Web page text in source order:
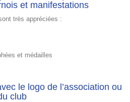
et manifestations
très appréciées :
et médailles
le logo de l’association ou
club